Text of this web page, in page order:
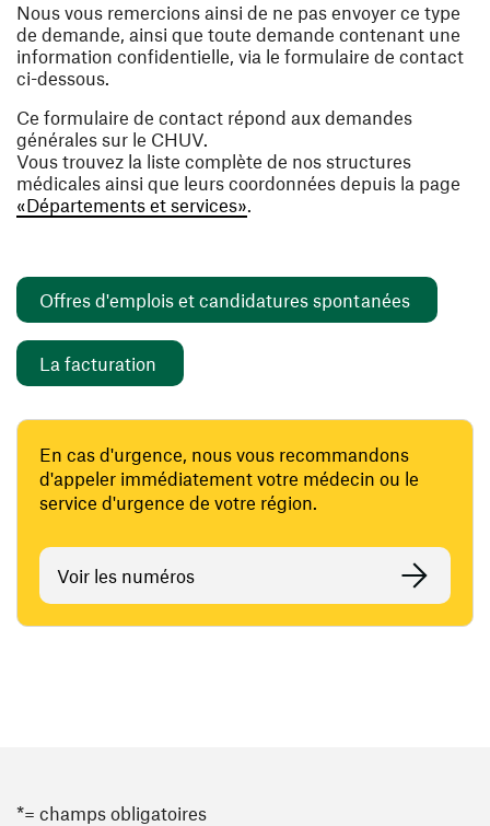
Nous vous remercions ainsi de ne pas envoyer ce type
de demande, ainsi que toute demande contenant une
information confidentielle, via le formulaire de contact
ci-dessous.
Ce formulaire de contact répond aux demandes
générales sur le CHUV.
Vous trouvez la liste complète de nos structures
médicales ainsi que leurs coordonnées depuis la page
«Départements et services».
Offres d'emplois et candidatures spontanées
La facturation
En cas d'urgence, nous vous recommandons
d'appeler immédiatement votre médecin ou le
service d'urgence de votre région.
Voir les numéros
*= champs obligatoires